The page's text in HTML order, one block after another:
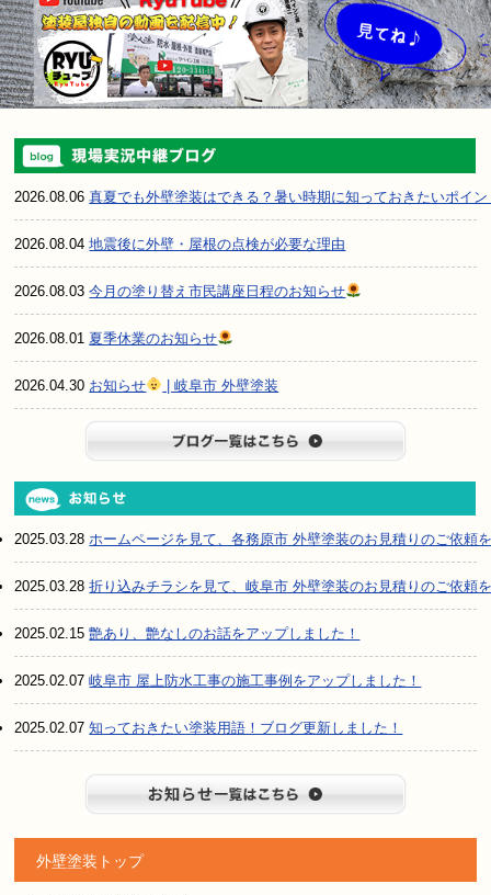
2026.08.06真夏でも外壁塗装はできる？暑い時期に知っておきたいポイン
2026.08.04地震後に外壁・屋根の点検が必要な理由
2026.08.03今月の塗り替え市民講座日程のお知らせ
2026.08.01 夏季休業のお知らせ
2026.04.30 お知らせ | 岐阜市 外壁塗装
2025.03.28ホームページを見て、各務原市 外壁塗装のお見積りのご依頼
2025.03.28折り込みチラシを見て、岐阜市 外壁塗装のお見積りのご依頼
2025.02.15艶あり、艶なしのお話をアップしました！
2025.02.07岐阜市 屋上防水工事の施工事例をアップしました！
2025.02.07知っておきたい塗装用語！ブログ更新しました！
外壁塗装トップ